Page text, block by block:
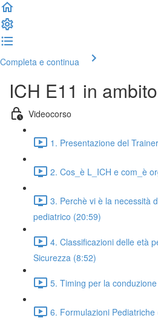
Completa e continua
ICH E11 in
Videocorso
1. Presentazione del
2. Cos_è L_ICH e com_è
3. Perchè vi è la necessità
pediatrico (20:59)
4. Classificazioni delle età
Sicurezza (8:52)
5. Timing per la
6. Formulazioni Pediatriche